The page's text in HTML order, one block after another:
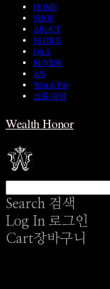
HOME
SHOP
ABOUT
NOTICE
Q&A
REVIEW
A/S
Wear & Pair
쇼룸 예약
Wealth Honor
Search 검색
Log In 로그인
Cart장바구니